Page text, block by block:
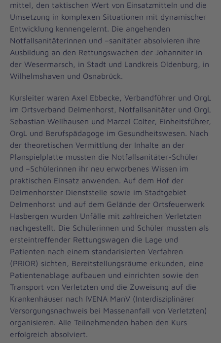
mittel, den taktischen Wert von Einsatzmitteln und die
Umsetzung in komplexen Situationen mit dynamischer
Entwicklung kennengelernt. Die angehenden
Notfallsanitäterinnen und –sanitäter absolvieren ihre
Ausbildung an den Rettungswachen der Johanniter in
der Wesermarsch, in Stadt und Landkreis Oldenburg, in
Wilhelmshaven und Osnabrück.
Kursleiter waren Axel Ebbecke, Verbandführer und OrgL
im Ortsverband Delmenhorst, Notfallsanitäter und OrgL
Sebastian Wellhausen und Marcel Colter, Einheitsführer,
OrgL und Berufspädagoge im Gesundheitswesen. Nach
der theoretischen Vermittlung der Inhalte an der
Planspielplatte mussten die Notfallsanitäter-Schüler
und –Schülerinnen ihr neu erworbenes Wissen im
praktischen Einsatz anwenden. Auf dem Hof der
Delmenhorster Dienststelle sowie im Stadtgebiet
Delmenhorst und auf dem Gelände der Ortsfeuerwerk
Hasbergen wurden Unfälle mit zahlreichen Verletzten
nachgestellt. Die Schülerinnen und Schüler mussten als
ersteintreffender Rettungswagen die Lage und
Patienten nach einem standarisierten Verfahren
(PRIOR) sichten, Bereitstellungsräume erkunden, eine
Patientenablage aufbauen und einrichten sowie den
Transport von Verletzten und die Zuweisung auf die
Krankenhäuser nach IVENA ManV (Interdisziplinärer
Versorgungsnachweis bei Massenanfall von Verletzten)
organisieren. Alle Teilnehmenden haben den Kurs
erfolgreich absolviert.